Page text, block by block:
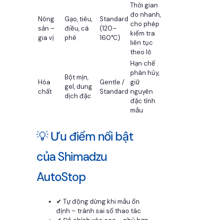
Nông
sản –
gia vị
Gạo, tiêu,
điều, cà
phê
Standard
(120–
160°C)
Thời gian
đo nhanh,
cho phép
kiểm tra
liên tục
theo lô
Hóa
chất
Bột mịn,
gel, dung
dịch đặc
Gentle /
Standard
Hạn chế
phân hủy,
giữ
nguyên
đặc tính
mẫu
💡 Ưu điểm nổi bật
của Shimadzu
AutoStop
✔ Tự động dừng khi mẫu ổn
định – tránh sai số thao tác